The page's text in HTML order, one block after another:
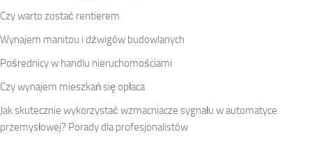
Czy warto zostać rentierem
Wynajem manitou i dźwigów budowlanych
Pośrednicy w handlu nieruchomościami
Czy wynajem mieszkań się opłaca
Jak skutecznie wykorzystać wzmacniacze sygnału w automatyce
przemysłowej? Porady dla profesjonalistów